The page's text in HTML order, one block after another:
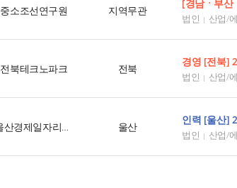
중소조선연구원 지역무관
법인 산업/
전북테크노파크 전북
법인 산업/
울산경제일자리진흥원 울산
법인 산업/